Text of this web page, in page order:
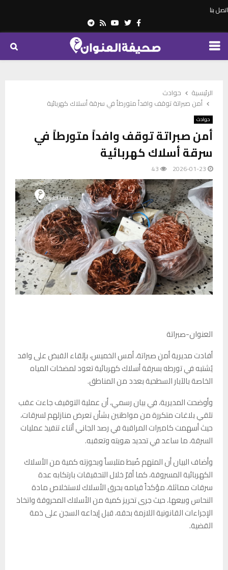
اتصل بنا
Facebook
Twitter
Youtube
Rss
Telegram
PRIMARY
الرئيسية
حوادث
أمن صبراتة توقف وافداً متورطاً في سرقة أسلاك كهربائية
حوادث
أمن صبراتة توقف وافداً متورطاً في
سرقة أسلاك كهربائية
2026-01-23
43
العنوان-صبراتة
أفادت مديرية أمن صبراتة، أمس الخميس، بإلقاء القبض على وافد
يُشتبه في تورطه بسرقة أسلاك كهربائية تعود لمضخات المياه
الخاصة بالآبار السطحية بعدد من المناطق.
وأوضحت المديرية، في بيان رسمي، أن عملية التوقيف جاءت عقب
تلقي بلاغات متكررة من مواطنين بشأن تعرض منازلهم لسرقات،
حيث أسهمت كاميرات المراقبة في رصد الجاني أثناء تنفيذ عمليات
السرقة، ما ساعد في تحديد هويته وتعقبه.
وأضاف البيان أن المتهم ضُبط متلبساً وبحوزته كمية من الأسلاك
الكهربائية المسروقة، كما أقرّ خلال التحقيقات بارتكابه عدة
سرقات مماثلة، مؤكداً قيامه بحرق الأسلاك لاستخلاص مادة
النحاس وبيعها، حيث جرى تحريز كمية من الأسلاك المحروقة واتخاذ
الإجراءات القانونية اللازمة بحقه، قبل إيداعه السجن على ذمة
القضية.